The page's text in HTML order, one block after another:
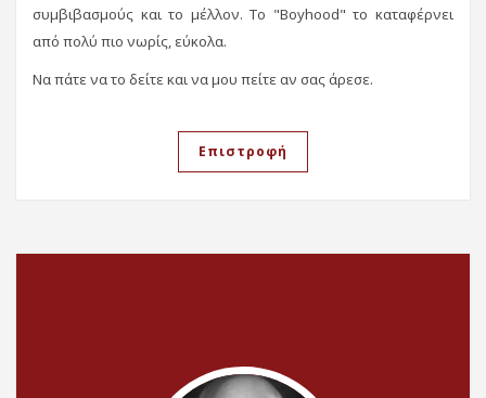
συμβιβασμούς και το μέλλον. Το "Boyhood" το καταφέρνει
από πολύ πιο νωρίς, εύκολα.
Να πάτε να το δείτε και να μου πείτε αν σας άρεσε.
Επιστροφή